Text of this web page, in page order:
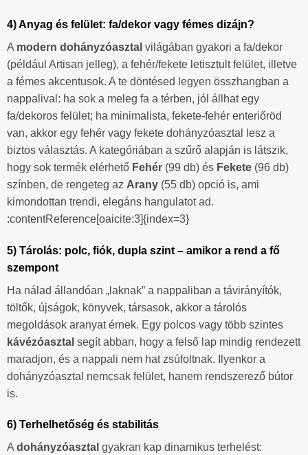
4) Anyag és felület: fa/dekor vagy fémes dizájn?
A modern dohányzóasztal világában gyakori a fa/dekor
(például Artisan jelleg), a fehér/fekete letisztult felület, illetve
a fémes akcentusok. A te döntésed legyen összhangban a
nappalival: ha sok a meleg fa a térben, jól állhat egy
fa/dekoros felület; ha minimalista, fekete-fehér enteriőröd
van, akkor egy fehér vagy fekete dohányzóasztal lesz a
biztos választás. A kategóriában a szűrő alapján is látszik,
hogy sok termék elérhető Fehér (99 db) és Fekete (96 db)
színben, de rengeteg az Arany (55 db) opció is, ami
kimondottan trendi, elegáns hangulatot ad.
:contentReference[oaicite:3]{index=3}
5) Tárolás: polc, fiók, dupla szint – amikor a rend a fő
szempont
Ha nálad állandóan „laknak” a nappaliban a távirányítók,
töltők, újságok, könyvek, társasok, akkor a tárolós
megoldások aranyat érnek. Egy polcos vagy több szintes
kávézóasztal segít abban, hogy a felső lap mindig rendezett
maradjon, és a nappali nem hat zsúfoltnak. Ilyenkor a
dohányzóasztal nemcsak felület, hanem rendszerező bútor
is.
6) Terhelhetőség és stabilitás
Adohányzóasztal gyakran kap dinamikus terhelést: